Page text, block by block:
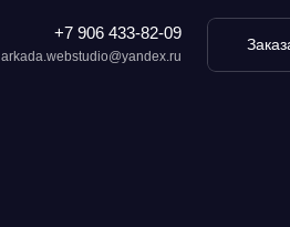
+7 906 433-82-09
arkada.webstudio@yandex.ru